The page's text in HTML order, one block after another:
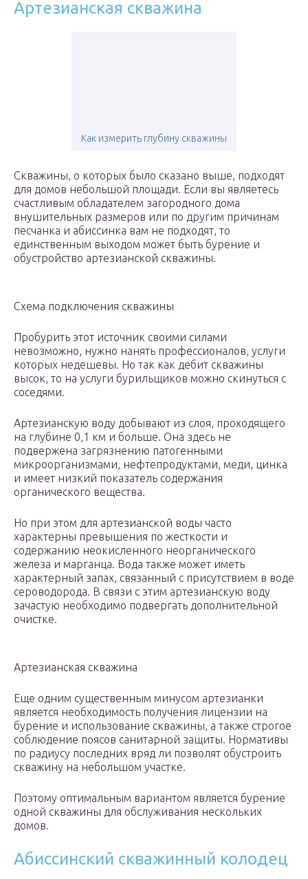
Артезианская скважина
Как измерить глубину скважины
Скважины, о которых было сказано выше, подходят
для домов небольшой площади. Если вы являетесь
счастливым обладателем загородного дома
внушительных размеров или по другим причинам
песчанка и абиссинка вам не подходят, то
единственным выходом может быть бурение и
обустройство артезианской скважины.
Схема подключения скважины
Пробурить этот источник своими силами
невозможно, нужно нанять профессионалов, услуги
которых недешевы. Но так как дебит скважины
высок, то на услуги бурильщиков можно скинуться с
соседями.
Артезианскую воду добывают из слоя, проходящего
на глубине 0,1 км и больше. Она здесь не
подвержена загрязнению патогенными
микроорганизмами, нефтепродуктами, меди, цинка
и имеет низкий показатель содержания
органического вещества.
Но при этом для артезианской воды часто
характерны превышения по жесткости и
содержанию неокисленного неорганического
железа и марганца. Вода также может иметь
характерный запах, связанный с присутствием в воде
сероводорода. В связи с этим артезианскую воду
зачастую необходимо подвергать дополнительной
очистке.
Артезианская скважина
Еще одним существенным минусом артезианки
является необходимость получения лицензии на
бурение и использование скважины, а также строгое
соблюдение поясов санитарной защиты. Нормативы
по радиусу последних вряд ли позволят обустроить
скважину на небольшом участке.
Поэтому оптимальным вариантом является бурение
одной скважины для обслуживания нескольких
домов.
Абиссинский скважинный колодец